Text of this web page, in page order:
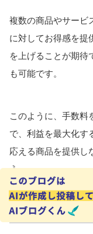
複数の商品やサービ
に対してお得感を提
を上げることが期待
も可能です。
このように、手数料
で、利益を最大化す
応える商品を提供し
う。
まとめ